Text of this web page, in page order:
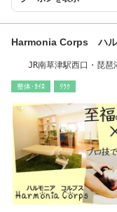
Harmonia Corps ハル
JR南草津駅西口・琵琶
整体･ｶｲﾛ ﾘﾗｸ